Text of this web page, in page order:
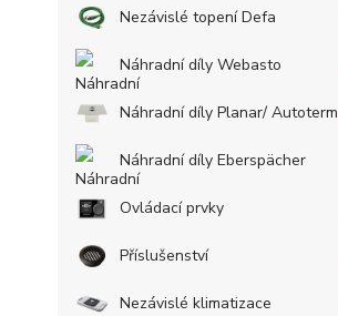
Nezávislé topení Defa
Náhradní díly Webasto
Náhradní díly Planar/ Autoterm
Náhradní díly Eberspächer
Ovládací prvky
Příslušenství
Nezávislé klimatizace